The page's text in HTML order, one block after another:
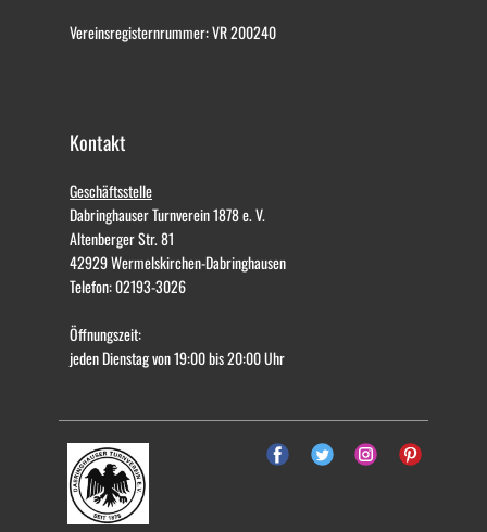
Vereinsregisternrummer: VR 200240
Kontakt
Geschäftsstelle
Dabringhauser Turnverein 1878 e. V.
Altenberger Str. 81
42929 Wermelskirchen-Dabringhausen
Telefon: 02193-3026
Öffnungszeit:
jeden Dienstag von 19:00 bis 20:00 Uhr